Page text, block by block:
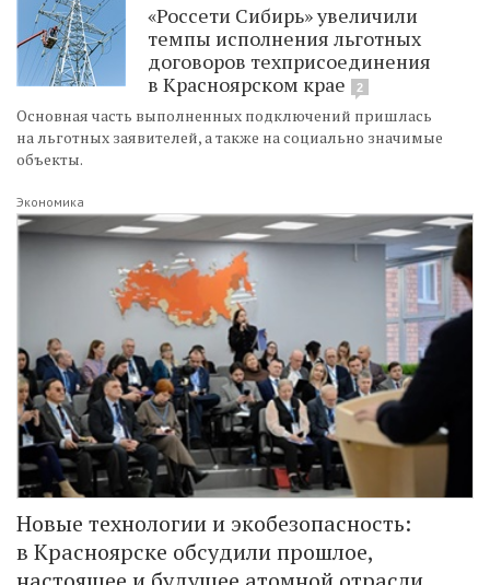
«Россети Сибирь» увеличили
темпы исполнения льготных
договоров техприсоединения
в Красноярском крае
2
Основная часть выполненных подключений пришлась
на льготных заявителей, а также на социально значимые
объекты.
Экономика
Новые технологии и экобезопасность:
в Красноярске обсудили прошлое,